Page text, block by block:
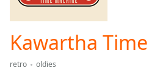
Mute
Current
Duration -:-
Kawartha
retro
oldies